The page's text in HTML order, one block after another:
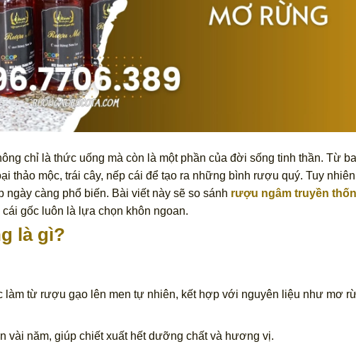
chỉ là thức uống mà còn là một phần của đời sống tinh thần. Từ
thảo mộc, trái cây, nếp cái để tạo ra những bình rượu quý. Tuy
càng phổ biến. Bài viết này sẽ so sánh rượu ngâm truyền
gốc luôn là lựa chọn khôn ngoan.
là gì?
từ rượu gạo lên men tự nhiên, kết hợp với nguyên liệu như mơ
vài năm, giúp chiết xuất hết dưỡng chất và hương vị.